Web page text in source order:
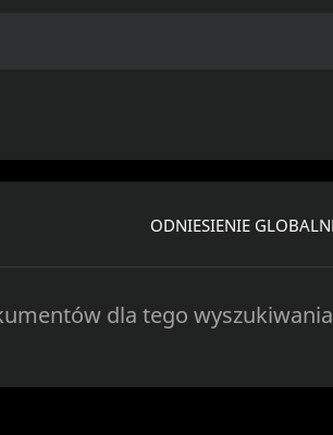
ODNIESIENIE
dla tego wyszukiwania